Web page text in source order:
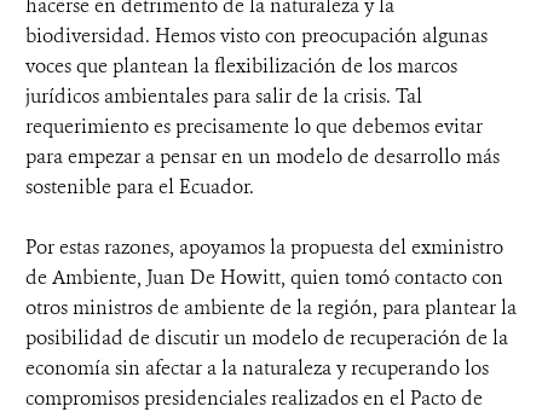
biodiversidad. Hemos visto con preocupación algunas
voces que plantean la flexibilización de los marcos
jurídicos ambientales para salir de la crisis. Tal
requerimiento es precisamente lo que debemos evitar
para empezar a pensar en un modelo de desarrollo más
sostenible para el Ecuador.
Por estas razones, apoyamos la propuesta del exministro
de Ambiente, Juan De Howitt, quien tomó contacto con
otros ministros de ambiente de la región, para plantear la
posibilidad de discutir un modelo de recuperación de la
economía sin afectar a la naturaleza y recuperando los
compromisos presidenciales realizados en el Pacto de